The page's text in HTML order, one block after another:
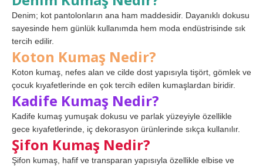
Denim; kot pantolonların ana ham maddesidir. Dayanıklı dokusu
sayesinde hem günlük kullanımda hem moda endüstrisinde sık
tercih edilir.
Koton Kumaş Nedir?
Koton kumaş, nefes alan ve cilde dost yapısıyla tişört, gömlek ve
çocuk kıyafetlerinde en çok tercih edilen kumaşlardan biridir.
Kadife Kumaş Nedir?
Kadife kumaş yumuşak dokusu ve parlak yüzeyiyle özellikle
gece kıyafetlerinde, iç dekorasyon ürünlerinde sıkça kullanılır.
Şifon Kumaş Nedir?
Şifon kumaş, hafif ve transparan yapısıyla özellikle elbise ve